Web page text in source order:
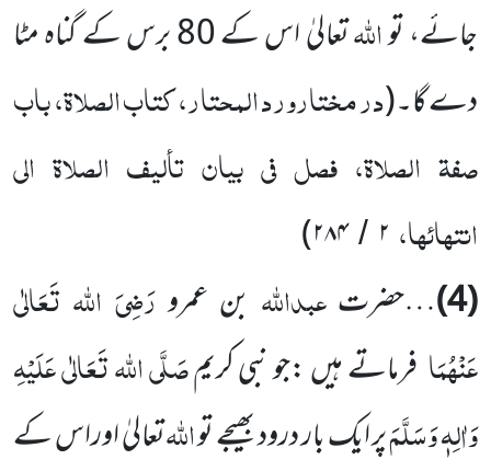
جائے، تواللہ
تعالیٰ اس کے 80 برس کے گناہ مٹا
دے گا۔(در مختارورد المحتار، کتاب الصلاۃ، باب
صفۃ الصلاۃ، فصل فی بیان تألیف الصلاۃ الی
انتہائہا، ۲ /۲۸۴)
(4) …حضرتعبداللہ بن عمرورَضِیَ اللہ تَعَالٰی
عَنْہُمَا فرماتے ہیں :جو نبی کریمصَلَّی اللہ تَعَالٰی عَلَیْہِ
وَاٰلِہٖ وَسَلَّمَپر ایک بار درود بھیجے تواللہتعالیٰ اوراس کے